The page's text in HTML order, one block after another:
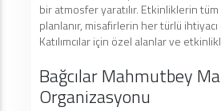
bir atmosfer yaratılır. Etkinliklerin
planlanır, misafirlerin her türlü ihtiyacı
Katılımcılar için özel alanlar ve
Bağcılar Mahmutbey
Organizasyonu